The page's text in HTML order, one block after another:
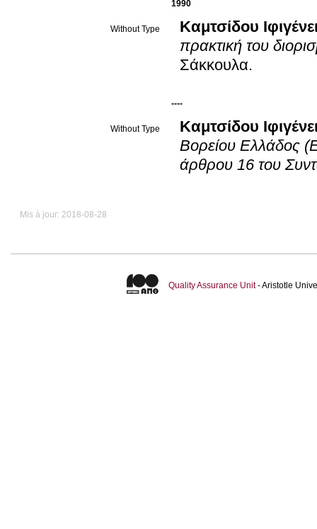
1990
Without Type
Καμτσίδου
πρακτική του
Σάκκουλα.
----
Without Type
Καμτσίδου
Βορείου Ελλάδος
άρθρου 16 του
Mis à jour: 2018-08-28
Quality Assurance Unit- Aristotle